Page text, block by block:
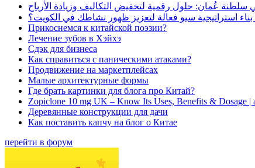
سلطنة عُمان: حلول رقمية لتخفيض التكاليف وزيادة الأرباح
استراتيجية سيو فعالة لتعزيز ظهور نشاطك في الكويت؟
Прикоснемся к китайской поэзии?
Лечение зубов в Хэйхэ
Сдэк для бизнеса
Как справиться с паническими атаками?
Продвижение на маркетплейсах
Малые архитектурные формы
Где брать картинки для блога про Китай?
Zopiclone 10 mg UK – Know Its Uses, Benefits & Dosage |
Деревянные конструкции для дачи
Как поставить капчу на блог о Китае
перейти в форум